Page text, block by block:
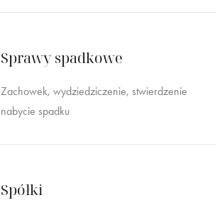
Sprawy spadkowe
Zachowek, wydziedziczenie, stwierdzenie
nabycie spadku
Spółki